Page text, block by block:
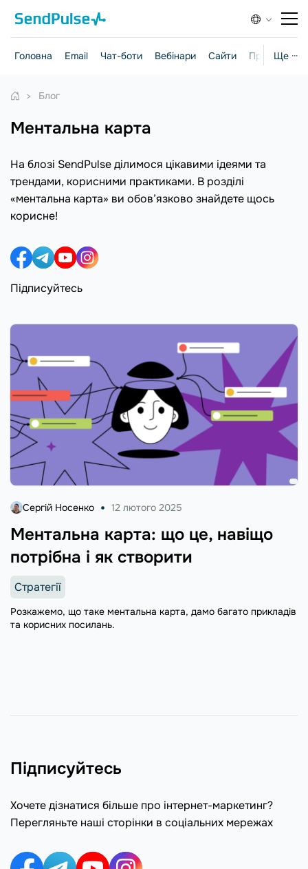
Ще ···
Головна Email Чат-боти Вебінари Сайти Практичні
Блог
ментальна карта
На блозі SendPulse ділимося цікавими ідеями та
трендами, корисними практиками. В розділі
«ментальна карта» ви обов’язково знайдете щось
корисне!
Підписуйтесь
Ментальна карта: що це, навіщо
потрібна і як створити
Сергій Носенко 12 лютого 2025
Стратегії
Розкажемо, що таке ментальна карта, дамо багато прикладів
та корисних посилань.
Підписуйтесь
Хочете дізнатися більше про інтернет-маркетинг?
Перегляньте наші сторінки в соціальних мережах